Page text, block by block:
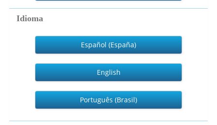
artículo
Idioma
Español (España)
English
Português (Brasil)